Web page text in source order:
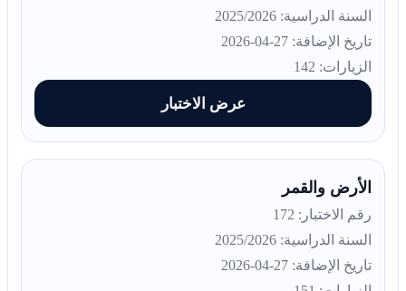
السنة الدراسية: 2025/2026
تاريخ الإضافة: 27-04-2026
الزيارات: 142
عرض الاختبار
الأرض والقمر
رقم الاختبار: 172
السنة الدراسية: 2025/2026
تاريخ الإضافة: 27-04-2026